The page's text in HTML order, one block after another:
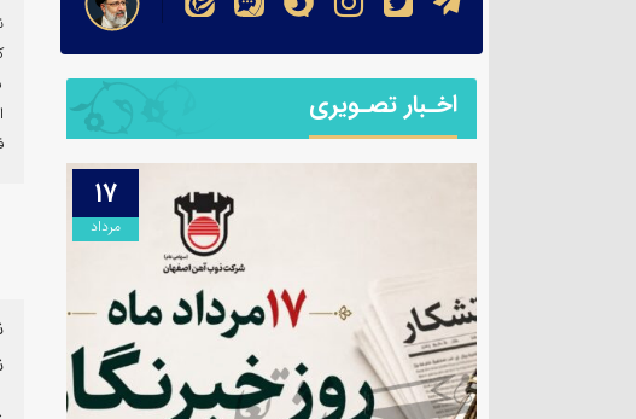
اخـبار تصـویری
سرهنگ سجاد بهمئی به عنوان